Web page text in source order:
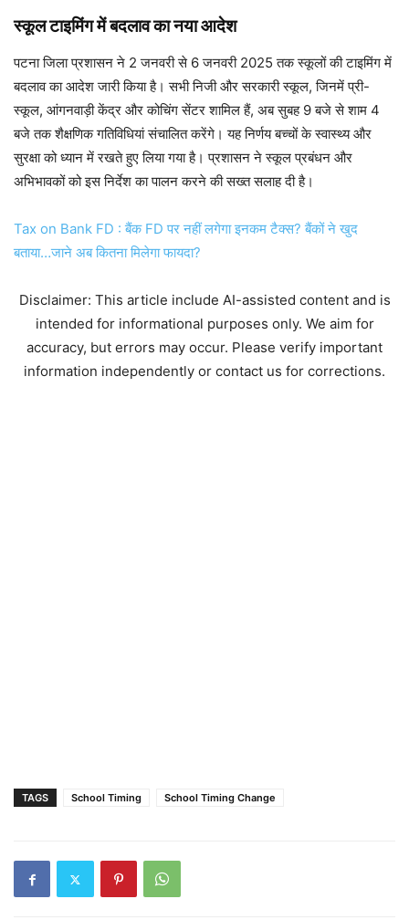
स्कूल टाइमिंग में बदलाव का नया आदेश
पटना जिला प्रशासन ने 2 जनवरी से 6 जनवरी 2025 तक स्कूलों की टाइमिंग में
बदलाव का आदेश जारी किया है। सभी निजी और सरकारी स्कूल, जिनमें प्री-
स्कूल, आंगनवाड़ी केंद्र और कोचिंग सेंटर शामिल हैं, अब सुबह 9 बजे से शाम 4
बजे तक शैक्षणिक गतिविधियां संचालित करेंगे। यह निर्णय बच्चों के स्वास्थ्य और
सुरक्षा को ध्यान में रखते हुए लिया गया है। प्रशासन ने स्कूल प्रबंधन और
अभिभावकों को इस निर्देश का पालन करने की सख्त सलाह दी है।
Tax on Bank FD : बैंक FD पर नहीं लगेगा इनकम टैक्‍स? बैंकों ने खुद
बताया…जाने अब कितना मिलेगा फायदा?
Disclaimer: This article include AI-assisted content and is
intended for informational purposes only. We aim for
accuracy, but errors may occur. Please verify important
information independently or contact us for corrections.
TAGS School Timing School Timing Change